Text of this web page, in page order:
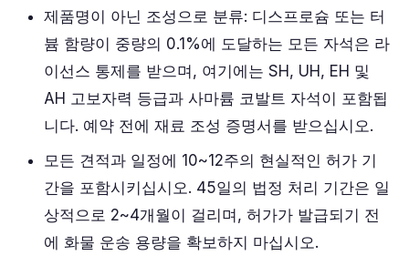
제품명이 아닌 조성으로 분류: 디스프로슘 또는 터
븀 함량이 중량의 0.1%에 도달하는 모든 자석은 라
이선스 통제를 받으며, 여기에는 SH, UH, EH 및
AH 고보자력 등급과 사마륨 코발트 자석이 포함됩
니다. 예약 전에 재료 조성 증명서를 받으십시오.
모든 견적과 일정에 10~12주의 현실적인 허가 기
간을 포함시키십시오. 45일의 법정 처리 기간은 일
상적으로 2~4개월이 걸리며, 허가가 발급되기 전
에 화물 운송 용량을 확보하지 마십시오.